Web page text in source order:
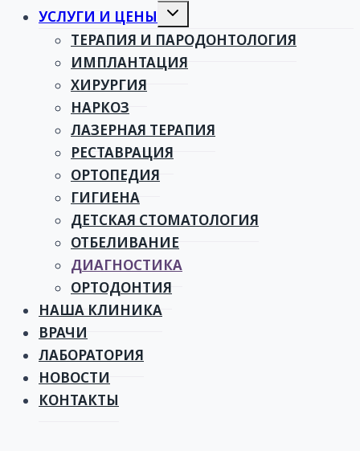
УСЛУГИ И ЦЕНЫ
Toggle
child
menu
ТЕРАПИЯ И ПАРОДОНТОЛОГИЯ
ИМПЛАНТАЦИЯ
ХИРУРГИЯ
НАРКОЗ
ЛАЗЕРНАЯ ТЕРАПИЯ
РЕСТАВРАЦИЯ
ОРТОПЕДИЯ
ГИГИЕНА
ДЕТСКАЯ СТОМАТОЛОГИЯ
ОТБЕЛИВАНИЕ
ДИАГНОСТИКА
ОРТОДОНТИЯ
НАША КЛИНИКА
ВРАЧИ
ЛАБОРАТОРИЯ
НОВОСТИ
КОНТАКТЫ